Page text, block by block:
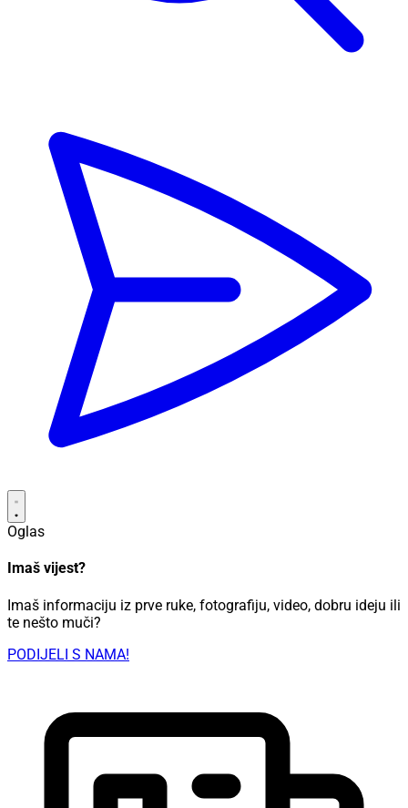
Oglas
Imaš vijest?
Imaš informaciju iz prve ruke, fotografiju, video, dobru ideju ili
te nešto muči?
PODIJELI S NAMA!